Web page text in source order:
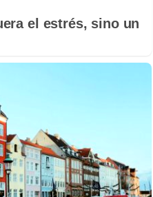
el estrés, sino un